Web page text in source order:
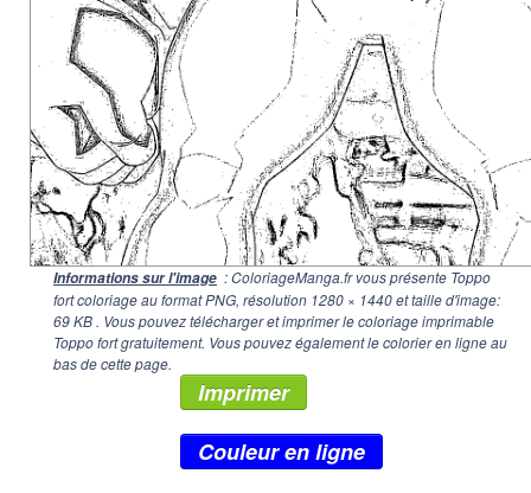
Informations sur l'image : ColoriageManga.fr vous présente Toppo
fort coloriage au format PNG, résolution 1280 × 1440et taille d'image:
69 KB . Vous pouvez télécharger et imprimer le coloriage imprimable
Toppo fort gratuitement. Vous pouvez également le colorier en ligne au
bas de cette page.
Imprimer
Couleur en ligne